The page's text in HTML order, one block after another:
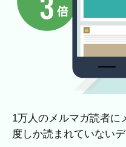
1万人のメルマガ読者に
度しか読まれていない